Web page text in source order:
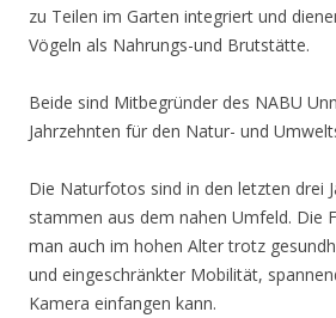
zu Teilen im Garten integriert und
Vögeln als Nahrungs-und Brutstätte.
Beide sind Mitbegründer des NABU
Jahrzehnten für den Natur- und
Die Naturfotos sind in den letzten drei
stammen aus dem nahen Umfeld. Die
man auch im hohen Alter trotz
und eingeschränkter Mobilität,
Kamera einfangen kann.